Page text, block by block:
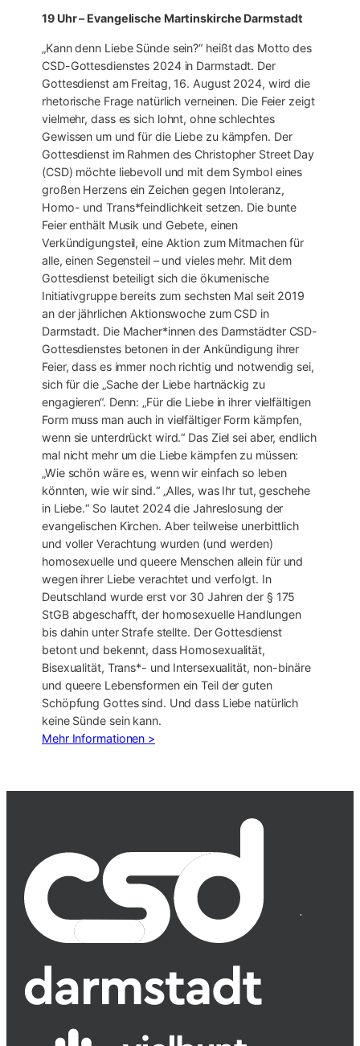
19 Uhr – Evangelische Martinskirche Darmstadt
„Kann denn Liebe Sünde sein?“ heißt das Motto des
CSD-Gottesdienstes 2024 in Darmstadt. Der
Gottesdienst am Freitag, 16. August 2024, wird die
rhetorische Frage natürlich verneinen. Die Feier zeigt
vielmehr, dass es sich lohnt, ohne schlechtes
Gewissen um und für die Liebe zu kämpfen. Der
Gottesdienst im Rahmen des Christopher Street Day
(CSD) möchte liebevoll und mit dem Symbol eines
großen Herzens ein Zeichen gegen Intoleranz,
Homo- und Trans*feindlichkeit setzen. Die bunte
Feier enthält Musik und Gebete, einen
Verkündigungsteil, eine Aktion zum Mitmachen für
alle, einen Segensteil – und vieles mehr. Mit dem
Gottesdienst beteiligt sich die ökumenische
Initiativgruppe bereits zum sechsten Mal seit 2019
an der jährlichen Aktionswoche zum CSD in
Darmstadt. Die Macher*innen des Darmstädter CSD-
Gottesdienstes betonen in der Ankündigung ihrer
Feier, dass es immer noch richtig und notwendig sei,
sich für die „Sache der Liebe hartnäckig zu
engagieren“. Denn: „Für die Liebe in ihrer vielfältigen
Form muss man auch in vielfältiger Form kämpfen,
wenn sie unterdrückt wird.“ Das Ziel sei aber, endlich
mal nicht mehr um die Liebe kämpfen zu müssen:
„Wie schön wäre es, wenn wir einfach so leben
könnten, wie wir sind.“ „Alles, was Ihr tut, geschehe
in Liebe.“ So lautet 2024 die Jahreslosung der
evangelischen Kirchen. Aber teilweise unerbittlich
und voller Verachtung wurden (und werden)
homosexuelle und queere Menschen allein für und
wegen ihrer Liebe verachtet und verfolgt. In
Deutschland wurde erst vor 30 Jahren der § 175
StGB abgeschafft, der homosexuelle Handlungen
bis dahin unter Strafe stellte. Der Gottesdienst
betont und bekennt, dass Homosexualität,
Bisexualität, Trans*- und Intersexualität, non-binäre
und queere Lebensformen ein Teil der guten
Schöpfung Gottes sind. Und dass Liebe natürlich
keine Sünde sein kann.
Mehr Informationen >